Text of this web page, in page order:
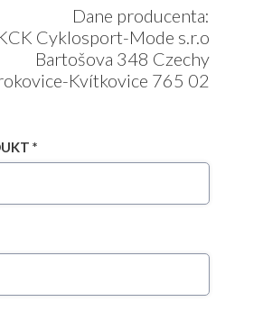
Dane producenta:
Cyklosport-Mode s.r.o
Bartošova 348 Czechy
Kvítkovice 765 02
*